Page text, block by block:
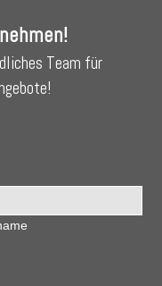
Team für